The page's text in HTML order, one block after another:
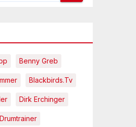
Benny Greb
Blackbirds.tv
Dirk Erchinger
Drumtrainer